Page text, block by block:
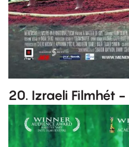
20. Izraeli Filmhét